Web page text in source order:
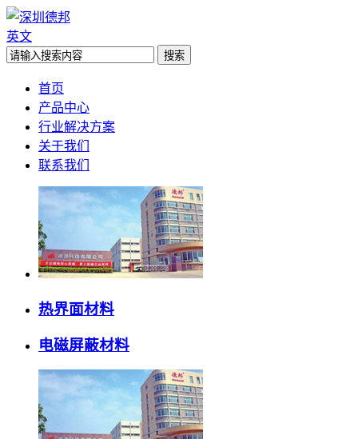
英文
首页
产品中心
行业解决方案
关于我们
联系我们
热界面材料
电磁屏蔽材料